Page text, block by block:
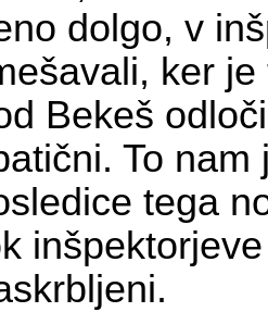
dolgo, v
ker
Bekeš
To
tega